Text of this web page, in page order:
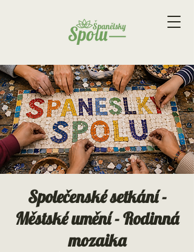
Společenské setkání -
Městské umění - Rodinná
mozaika